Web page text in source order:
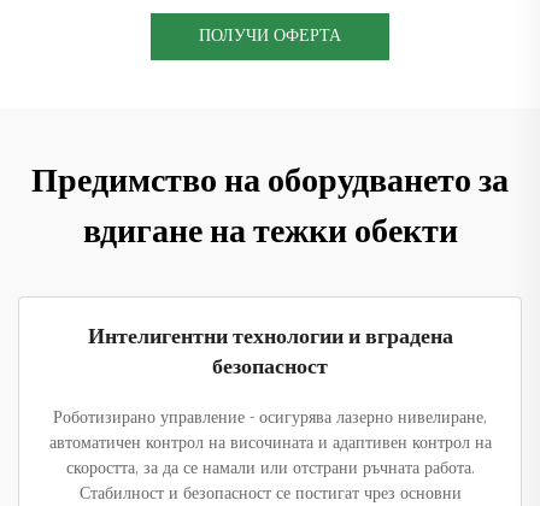
ПОЛУЧИ ОФЕРТА
Предимство на оборудването за
вдигане на тежки обекти
Интелигентни технологии и вградена
безопасност
Роботизирано управление - осигурява лазерно нивелиране,
автоматичен контрол на височината и адаптивен контрол на
скоростта, за да се намали или отстрани ръчната работа.
Стабилност и безопасност се постигат чрез основни